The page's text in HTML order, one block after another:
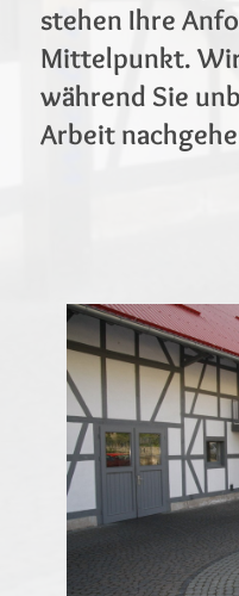
stehen Ihre
Mittelpunkt.
während Sie
Arbeit